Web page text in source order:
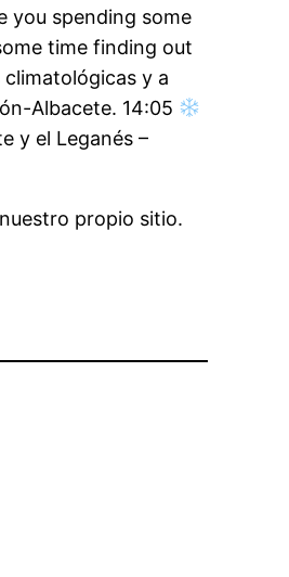
you spending some
time finding out
climatológicas y a
Albacete. 14:05
y el Leganés –
propio sitio.